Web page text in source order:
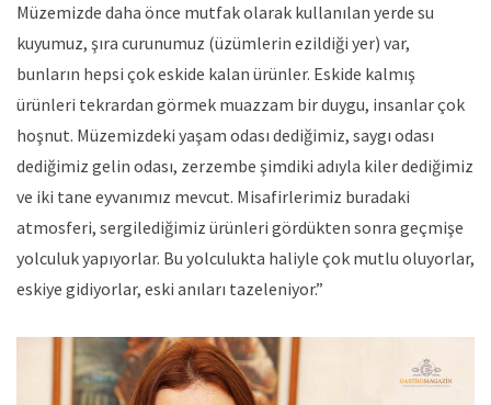
Müzemizde daha önce mutfak olarak kullanılan yerde su
kuyumuz, şıra curunumuz (üzümlerin ezildiği yer) var,
bunların hepsi çok eskide kalan ürünler. Eskide kalmış
ürünleri tekrardan görmek muazzam bir duygu, insanlar çok
hoşnut. Müzemizdeki yaşam odası dediğimiz, saygı odası
dediğimiz gelin odası, zerzembe şimdiki adıyla kiler dediğimiz
ve iki tane eyvanımız mevcut. Misafirlerimiz buradaki
atmosferi, sergilediğimiz ürünleri gördükten sonra geçmişe
yolculuk yapıyorlar. Bu yolculukta haliyle çok mutlu oluyorlar,
eskiye gidiyorlar, eski anıları tazeleniyor.”